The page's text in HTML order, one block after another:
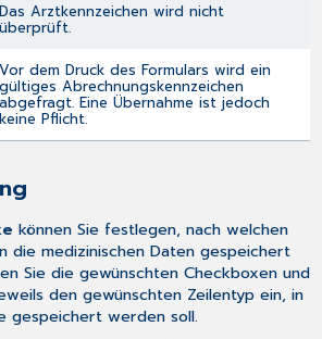
Das Arztkennzeichen wird nicht
überprüft.
Vor dem Druck des Formulars wird ein
gültiges Abrechnungskennzeichen
abgefragt. Eine Übernahme ist jedoch
keine Pflicht.
können Sie festlegen, nach welchen
die medizinischen Daten gespeichert
Sie die gewünschten Checkboxen und
den gewünschten Zeilentyp ein, in
gespeichert werden soll.